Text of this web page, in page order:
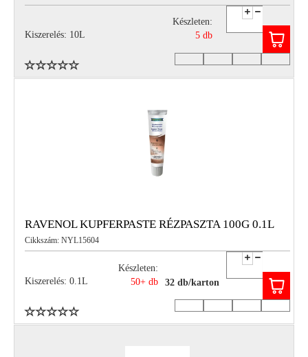
Kiszerelés: 10L
Készleten:
5 db
RAVENOL KUPFERPASTE RÉZPASZTA 100G 0.1L
Cikkszám: NYL15604
Kiszerelés: 0.1L
Készleten:
50+ db
32 db/karton